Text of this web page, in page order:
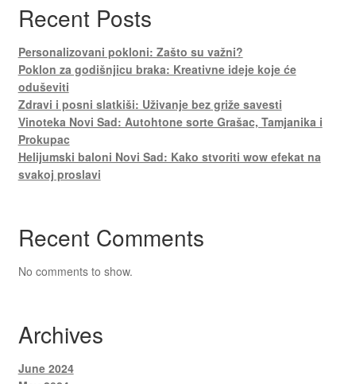
Recent Posts
Personalizovani pokloni: Zašto su važni?
Poklon za godišnjicu braka: Kreativne ideje koje će
oduševiti
Zdravi i posni slatkiši: Uživanje bez griže savesti
Vinoteka Novi Sad: Autohtone sorte Grašac, Tamjanika i
Prokupac
Helijumski baloni Novi Sad: Kako stvoriti wow efekat na
svakoj proslavi
Recent Comments
No comments to show.
Archives
June 2024